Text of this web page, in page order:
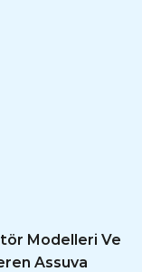
Modelleri Ve
Assuva